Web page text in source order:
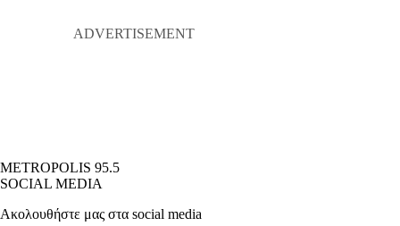
METROPOLIS 95.5
SOCIAL MEDIA
Ακολουθήστε μας στα social media